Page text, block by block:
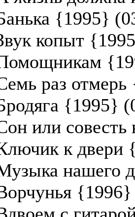
{1995}
копыт
раз
{1995}
или
к двери
нашего